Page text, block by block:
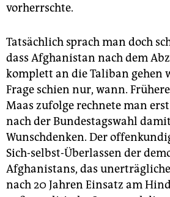
vorherrschte.
Tatsächlich sprach man doch
dass Afghanistan nach dem
komplett an die Taliban gehen
Frage schien nur, wann.
Maas zufolge rechnete man
nach der Bundestagswahl
Wunschdenken. Der
Sich-selbst-Überlassen der
Afghanistans, das
nach 20 Jahren Einsatz am